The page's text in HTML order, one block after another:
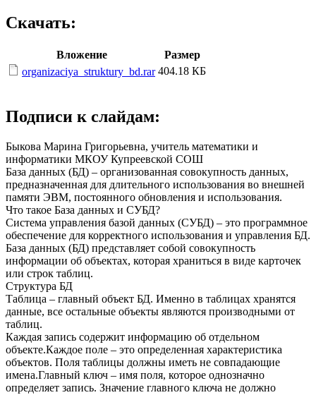
Скачать:
Вложение
Размер
organizaciya_struktury_bd.rar 404.18 КБ
Подписи к слайдам:
Быкова Марина Григорьевна, учитель математики и
информатики МКОУ Купреевской СОШ
База данных (БД) – организованная совокупность данных,
предназначенная для длительного использования во внешней
памяти ЭВМ, постоянного обновления и использования.
Что такое База данных и СУБД?
Система управления базой данных (СУБД) – это программное
обеспечение для корректного использования и управления БД.
База данных (БД) представляет собой совокупность
информации об объектах, которая храниться в виде карточек
или строк таблиц.
Структура БД
Таблица – главный объект БД. Именно в таблицах хранятся
данные, все остальные объекты являются производными от
таблиц.
Каждая запись содержит информацию об отдельном
объекте.Каждое поле – это определенная характеристика
объектов. Поля таблицы должны иметь не совпадающие
имена.Главный ключ – имя поля, которое однозначно
определяет запись. Значение главного ключа не должно